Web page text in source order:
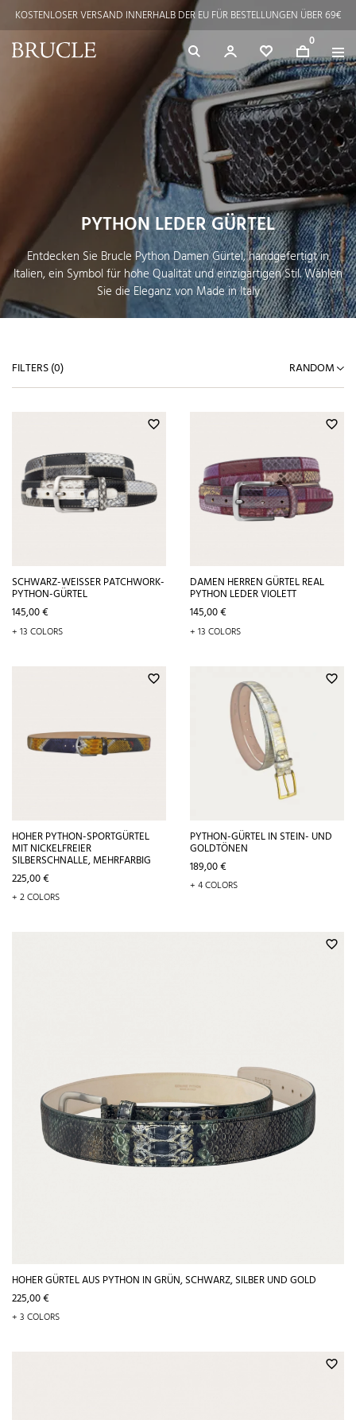
KOSTENLOSER VERSAND INNERHALB DER EU FÜR BESTELLUNGEN ÜBER 69€
⭐ 4,9/5 auf Google | Handwerkliche Exzellenz seit 2002
0
PYTHON LEDER GÜRTEL
Entdecken Sie Brucle Python Damen Gürtel, handgefertigt in
Italien, ein Symbol für hohe Qualität und einzigartigen Stil. Wählen
Sie die Eleganz von Made in Italy
FILTERS (0) RANDOM
favorite_border
SCHWARZ-WEISSER PATCHWORK-P
YTHON-GÜRTEL
Preis
145,00 €
+ 13 COLORS
favorite_border
DAMEN HERREN GÜRTEL REAL
PYTHON LEDER VIOLETT
Preis
145,00 €
+ 13 COLORS
favorite_border
HOHER PYTHON-SPORTGÜRTEL
MIT NICKELFREIER
SILBERSCHNALLE, MEHRFARBIG
Preis
225,00 €
+ 2 COLORS
favorite_border
PYTHON-GÜRTEL IN STEIN- UND
GOLDTÖNEN
Preis
189,00 €
+ 4 COLORS
favorite_border
HOHER GÜRTEL AUS PYTHON IN GRÜN, SCHWARZ, SILBER UND GOLD
Preis
225,00 €
+ 3 COLORS
favorite_border